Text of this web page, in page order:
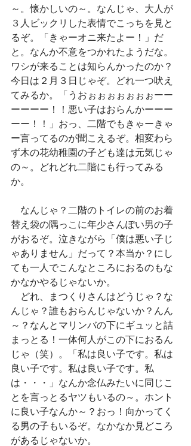
～。懐かしいの～。なんじゃ、大人が
３人ビックリした表情でこっちを見と
るぞ。「きゃーオニ来たよー！」だ
と。なんか不意をつかれたようだな。
ワシが来ることは知らんかったのか？
今日は２月３日じゃぞ。どれ一つ吠え
てみるか。「うおぉぉぉぉぉぉぉーー
ーーーー！！悪い子はおらんかーーー
ーー！！」おっ、二階でもきゃーきゃ
ー言ってるのが聞こえるぞ。相変わら
ず木の花幼稚園の子ども達は元気じゃ
の～。どれどれ二階にも行ってみる
か。
なんじゃ？二階のトイレの前のお着
替え袋の隅っこに年少さんぽい男の子
がおるぞ。泣きながら「僕は悪い子じ
ゃありません」だって？本当か？にし
ても一人でこんなところにおるのもな
かなかやるじゃないか。
どれ、まつくりさんはどうじゃ？な
んじゃ？誰もおらんじゃないか？んん
～？なんとマリンバの下にギュッと詰
まっとる！一体何人がこの下におるん
じゃ（笑）。「私は良い子です。私は
良い子です。私は良い子です。私
は・・・」なんか念仏みたいに同じこ
とを言っとるヤツもいるの～。ホント
に良い子なんか～？おっ！向かってく
る男の子もいるぞ。なかなか見どころ
があるじゃないか。